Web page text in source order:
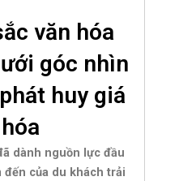
văn hóa
góc nhìn
huy giá
dành nguồn lực đầu
của du khách trải